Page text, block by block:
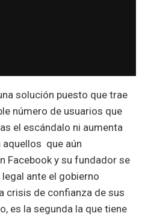
solución puesto que trae
número de usuarios que
el escándalo ni aumenta
aquellos que aún
Facebook y su fundador se
ante el gobierno
crisis de confianza de sus
es la segunda la que tiene